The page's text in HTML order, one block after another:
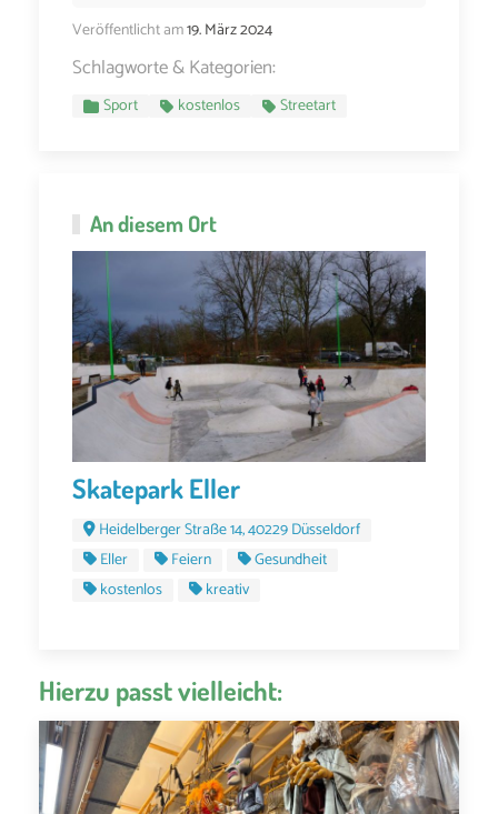
Veröffentlicht am19. März 2024
Schlagworte & Kategorien:
Sport kostenlos Streetart
An diesem Ort
Skatepark Eller
Heidelberger Straße 14, 40229 Düsseldorf
Eller
Feiern
Gesundheit
kostenlos
kreativ
Hierzu passt vielleicht: